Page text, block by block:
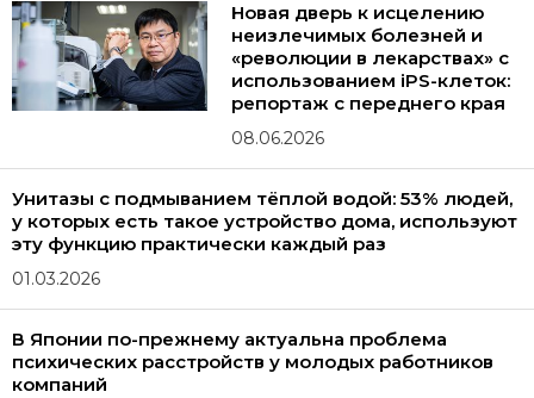
Новая дверь к исцелению
неизлечимых болезней и
«революции в лекарствах» с
использованием iPS-клеток:
репортаж с переднего края
08.06.2026
Унитазы с подмыванием тёплой водой: 53% людей,
у которых есть такое устройство дома, используют
эту функцию практически каждый раз
01.03.2026
В Японии по-прежнему актуальна проблема
психических расстройств у молодых работников
компаний